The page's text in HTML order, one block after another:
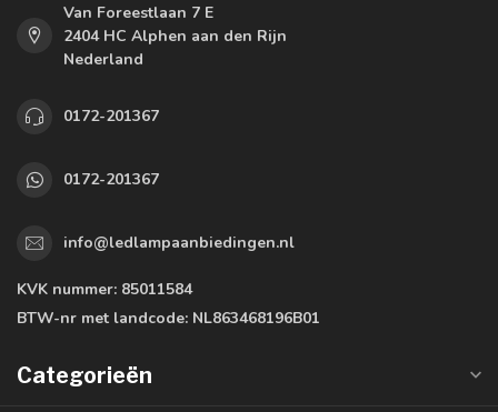
Van Foreestlaan 7 E
2404 HC Alphen aan den Rijn
Nederland
0172-201367
0172-201367
info@ledlampaanbiedingen.nl
KVK nummer: 85011584
BTW-nr met landcode: NL863468196B01
Categorieën